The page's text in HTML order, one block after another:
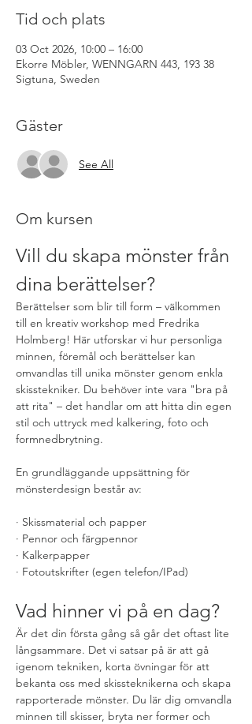
Tid och plats
03 Oct 2026, 10:00 – 16:00
Ekorre Möbler, WENNGARN 443, 193 38
Sigtuna, Sweden
Gäster
See All
Om kursen
Vill du skapa mönster från
dina berättelser?
Berättelser som blir till form – välkommen
till en kreativ workshop med Fredrika
Holmberg! Här utforskar vi hur personliga
minnen, föremål och berättelser kan
omvandlas till unika mönster genom enkla
skisstekniker. Du behöver inte vara "bra på
att rita" – det handlar om att hitta din egen
stil och uttryck med kalkering, foto och
formnedbrytning.
En grundläggande uppsättning för
mönsterdesign består av:
· Skissmaterial och papper
· Pennor och färgpennor
· Kalkerpapper
· Fotoutskrifter (egen telefon/IPad)
Vad hinner vi på en dag?
Är det din första gång så går det oftast lite
långsammare. Det vi satsar på är att gå
igenom tekniken, korta övningar för att
bekanta oss med skissteknikerna och skapa
rapporterade mönster. Du lär dig omvandla
minnen till skisser, bryta ner former och